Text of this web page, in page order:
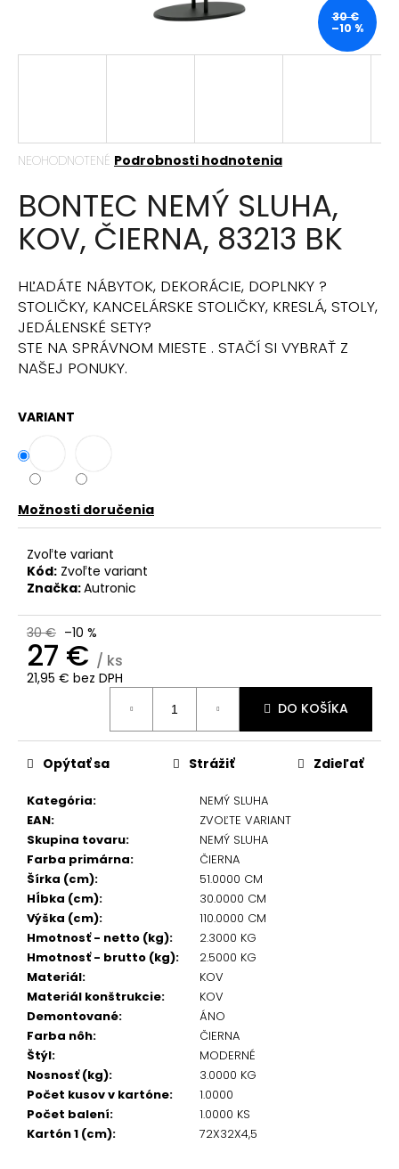
Priemerné
produktu
je
0,0
hviezdičiek.
NEOHODNOTENÉ Podrobnosti hodnotenia
BONTEC NEMÝ SLUHA,
KOV, ČIERNA, 83213 BK
HĽADÁTE NÁBYTOK, DEKORÁCIE, DOPLNKY ?
STOLIČKY, KANCELÁRSKE STOLIČKY, KRESLÁ, STOLY,
JEDÁLENSKÉ SETY?
STE NA SPRÁVNOM MIESTE . STAČÍ SI VYBRAŤ Z
NAŠEJ PONUKY.
VARIANT
Možnosti doručenia
Zvoľte variant
Kód: Zvoľte variant
Značka:Autronic
30 € –10 %
27 € / ks
21,95 € bez DPH
DO KOŠÍKA
Kategória:
NEMÝ SLUHA
EAN:
ZVOĽTE VARIANT
Skupina tovaru:
NEMÝ SLUHA
Farba primárna:
ČIERNA
Šírka (cm):
51.0000 CM
Hĺbka (cm):
30.0000 CM
Výška (cm):
110.0000 CM
Hmotnosť - netto (kg):
2.3000 KG
Hmotnosť - brutto (kg):
2.5000 KG
Materiál:
KOV
Materiál konštrukcie:
KOV
Demontované:
ÁNO
Farba nôh:
ČIERNA
Štýl:
MODERNÉ
Nosnosť (kg):
3.0000 KG
Počet kusov v kartóne:
1.0000
Počet balení:
1.0000 KS
Kartón 1 (cm): 72X32X4,5
Opýtať sa Strážiť Zdieľať
30 €
–10 %
HĽADAŤ
O
d
p
o
r
a
m
e